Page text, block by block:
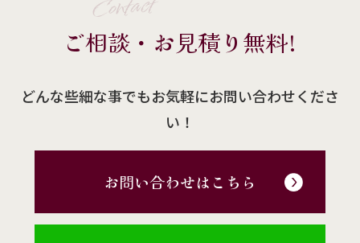
Contact
ご相談・お見積り無料!
どんな些細な事でもお気軽にお問い合わせくださ
い！
お問い合わせはこちら